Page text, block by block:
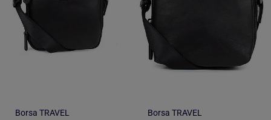
Borsa TRAVEL
Borsa TRAVEL